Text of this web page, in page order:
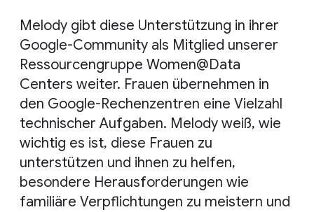
Melody gibt diese Unterstützung in ihrer
Google-Community als Mitglied unserer
Ressourcengruppe Women@Data
Centers weiter. Frauen übernehmen in
den Google-Rechenzentren eine Vielzahl
technischer Aufgaben. Melody weiß, wie
wichtig es ist, diese Frauen zu
unterstützen und ihnen zu helfen,
besondere Herausforderungen wie
familiäre Verpflichtungen zu meistern und